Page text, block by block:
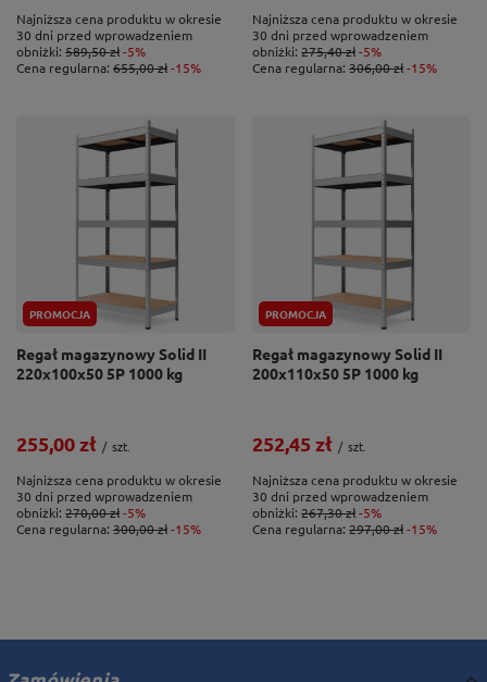
Najniższa cena produktu w okresie
30 dni przed wprowadzeniem
obniżki: 589,50 zł-5%
Cena regularna: 655,00 zł-15%
Najniższa cena produktu w okresie
30 dni przed wprowadzeniem
obniżki: 275,40 zł-5%
Cena regularna: 306,00 zł-15%
PROMOCJA
Regał magazynowy Solid II
220x100x50 5P 1000 kg
255,00 zł / szt.
Najniższa cena produktu w okresie
30 dni przed wprowadzeniem
obniżki: 270,00 zł-5%
Cena regularna: 300,00 zł-15%
PROMOCJA
Regał magazynowy Solid II
200x110x50 5P 1000 kg
252,45 zł / szt.
Najniższa cena produktu w okresie
30 dni przed wprowadzeniem
obniżki: 267,30 zł-5%
Cena regularna: 297,00 zł-15%